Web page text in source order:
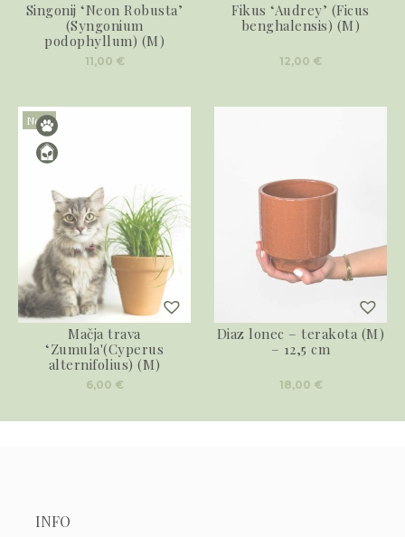
Singonij ‘Neon Robusta’
(Syngonium
podophyllum) (M)
11,00 €
Fikus ‘Audrey’ (Ficus
benghalensis) (M)
12,00 €
Novo
Mačja trava
‘Zumula'(Cyperus
alternifolius) (M)
6,00 €
Diaz lonec – terakota (M)
– 12,5 cm
18,00 €
INFO